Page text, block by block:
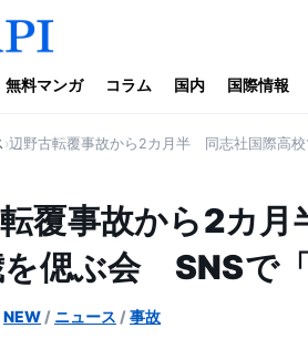
無料マンガ コラム 国内 国際情報
辺野古転覆事故から2カ月半 同志社国際高
覆事故から2カ
を偲ぶ会 SNSで
NEW / ニュース /事故